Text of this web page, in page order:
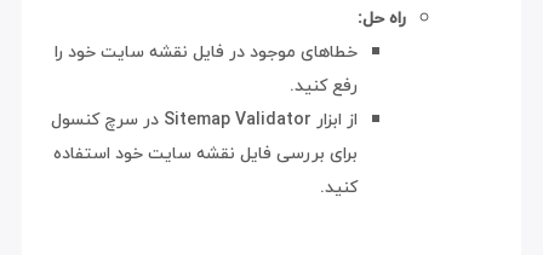
راه حل:
خطاهای موجود در فایل نقشه سایت خود را
رفع کنید.
از ابزار Sitemap Validator در سرچ کنسول
برای بررسی فایل نقشه سایت خود استفاده
کنید.